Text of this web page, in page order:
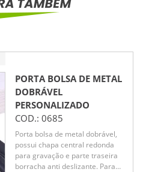
PORTA BOLSA DE METAL
DOBRÁVEL
PERSONALIZADO
COD.: 0685
Porta bolsa de metal dobrável,
possui chapa central redonda
para gravação e parte traseira
borracha anti deslizante. Para